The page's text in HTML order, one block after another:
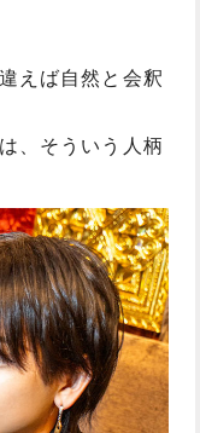
えば自然と会釈
、そういう人柄